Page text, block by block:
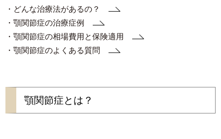
・どんな治療法があるの？
・顎関節症の治療症例
・顎関節症の相場費用と保険適用
・顎関節症のよくある質問
顎関節症とは？